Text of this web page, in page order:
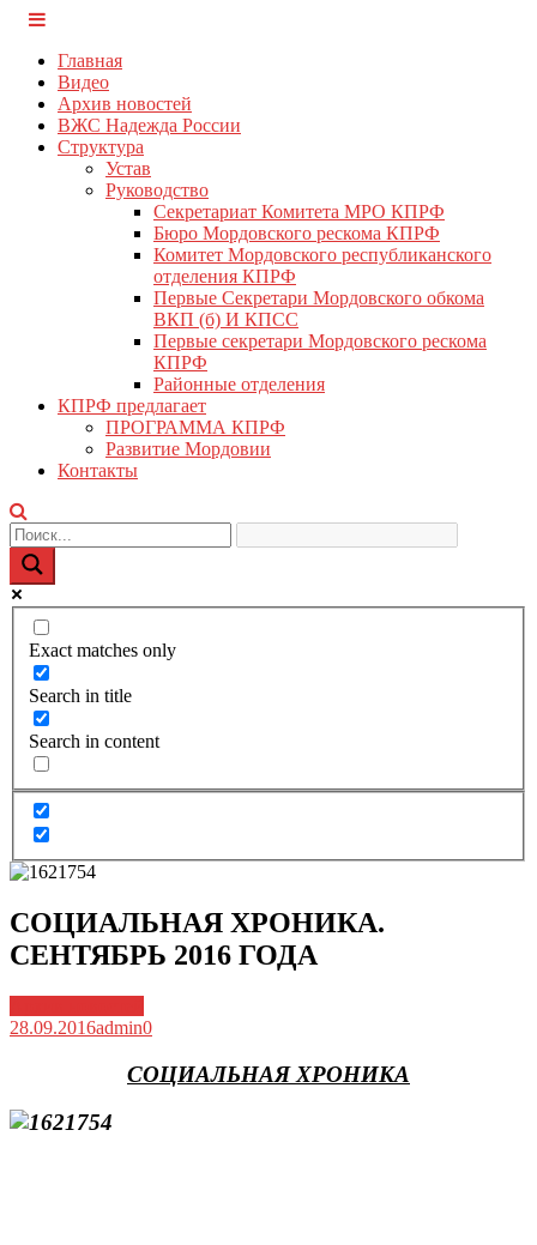
Перейти
содержимому
Главная
Видео
Архив новостей
ВЖС Надежда России
Структура
Устав
Руководство
Секретариат Комитета МРО КПРФ
Бюро Мордовского рескома КПРФ
Комитет Мордовского республиканского
отделения КПРФ
Первые Секретари Мордовского обкома
ВКП (б) И КПСС
Первые секретари Мордовского рескома
КПРФ
Районные отделения
КПРФ предлагает
ПРОГРАММА КПРФ
Развитие Мордовии
Контакты
Exact matches only
Search in title
Search in content
СОЦИАЛЬНАЯ ХРОНИКА.
СЕНТЯБРЬ 2016 ГОДА
28.09.2016admin0
СОЦИАЛЬНАЯ ХРОНИКА